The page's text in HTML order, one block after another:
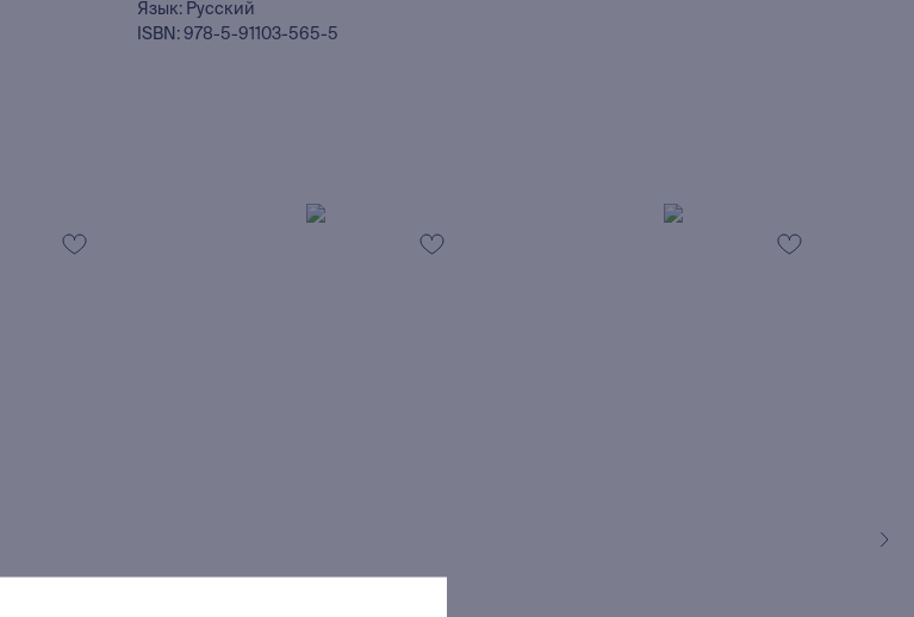
Язык: Русский
ISBN: 978-5-91103-565-5